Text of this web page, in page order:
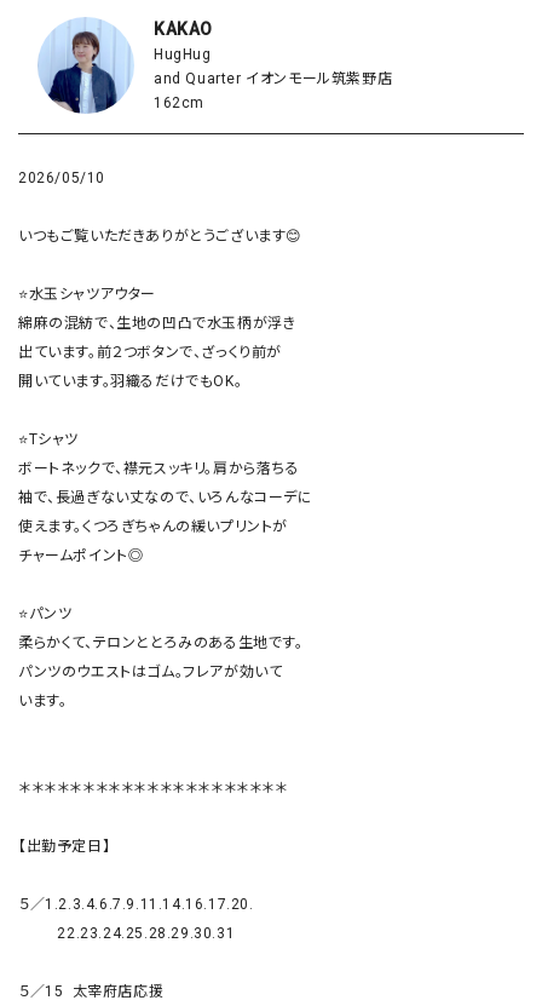
KAKAO
HugHug
and Quarter イオンモール筑紫野店
162cm
2026/05/10
いつもご覧いただきありがとうございます😊
⭐️水玉シャツアウター
綿麻の混紡で、生地の凹凸で水玉柄が浮き
出ています。前２つボタンで、ざっくり前が
開いています。羽織るだけでもOK。
⭐️Tシャツ
ボートネックで、襟元スッキリ。肩から落ちる
袖で、長過ぎない丈なので、いろんなコーデに
使えます。くつろぎちゃんの緩いプリントが
チャームポイント◎
⭐️パンツ
柔らかくて、テロンととろみのある生地です。
パンツのウエストはゴム。フレアが効いて
います。
＊＊＊＊＊＊＊＊＊＊＊＊＊＊＊＊＊＊＊＊＊
【出勤予定日】
５／1.2.3.4.6.7.9.11.14.16.17.20.
５／15  太宰府店応援